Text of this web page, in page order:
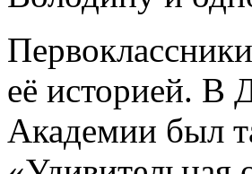
её историей. В
Академии был